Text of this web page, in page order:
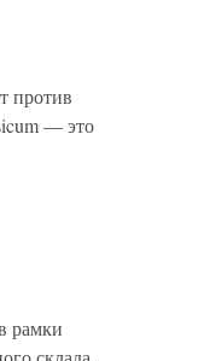
против
— это
рамки